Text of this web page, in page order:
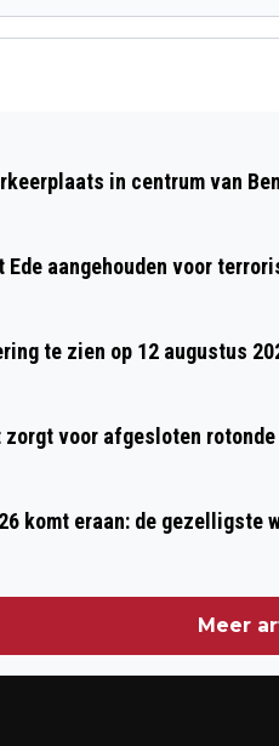
OP DE
in centrum van
Ede aangehouden voor
te zien op 12 augustus
voor afgesloten rotonde
komt eraan: de gezelligste
Meer